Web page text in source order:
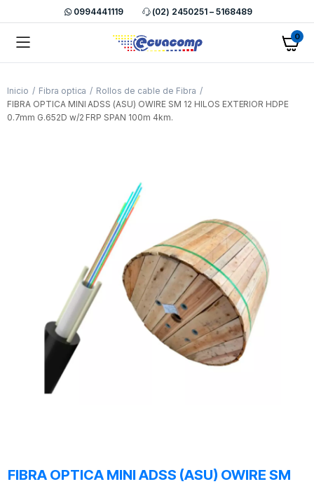
0994441119 (02) 2450251 – 5168489
0
Inicio Fibra optica
Rollos de cable de Fibra
FIBRA OPTICA MINI ADSS (ASU) OWIRE SM 12 HILOS EXTERIOR HDPE
0.7mm G.652D w/2 FRP SPAN 100m 4km.
FIBRA OPTICA MINI ADSS (ASU) OWIRE SM